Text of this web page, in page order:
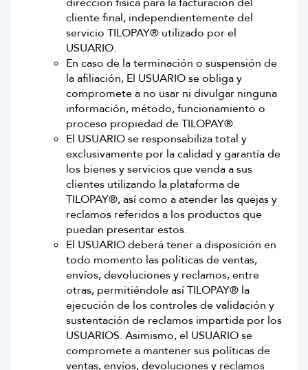
cliente final, independientemente del
servicio TILOPAY® utilizado por el
USUARIO.
En caso de la terminación o suspensión de
la afiliación, El USUARIO se obliga y
compromete a no usar ni divulgar ninguna
información, método, funcionamiento o
proceso propiedad de TILOPAY®.
El USUARIO se responsabiliza total y
exclusivamente por la calidad y garantía de
los bienes y servicios que venda a sus
clientes utilizando la plataforma de
TILOPAY®, así como a atender las quejas y
reclamos referidos a los productos que
puedan presentar estos.
El USUARIO deberá tener a disposición en
todo momento las políticas de ventas,
envíos, devoluciones y reclamos, entre
otras, permitiéndole así TILOPAY® la
ejecución de los controles de validación y
sustentación de reclamos impartida por los
USUARIOS. Asimismo, el USUARIO se
compromete a mantener sus políticas de
ventas, envíos, devoluciones y reclamos